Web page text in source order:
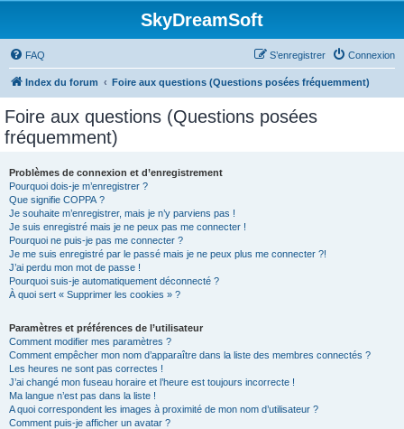
SkyDreamSoft
FAQ Connexion
S’enregistrer
Index du forum Foire aux questions (Questions posées fréquemment)
Foire aux questions (Questions posées
fréquemment)
Problèmes de connexion et d’enregistrement
Pourquoi dois-je m’enregistrer ?
Que signifie COPPA ?
Je souhaite m’enregistrer, mais je n’y parviens pas !
Je suis enregistré mais je ne peux pas me connecter !
Pourquoi ne puis-je pas me connecter ?
Je me suis enregistré par le passé mais je ne peux plus me connecter ?!
J’ai perdu mon mot de passe !
Pourquoi suis-je automatiquement déconnecté ?
À quoi sert « Supprimer les cookies » ?
Paramètres et préférences de l’utilisateur
Comment modifier mes paramètres ?
Comment empêcher mon nom d’apparaître dans la liste des membres connectés ?
Les heures ne sont pas correctes !
J’ai changé mon fuseau horaire et l’heure est toujours incorrecte !
Ma langue n’est pas dans la liste !
A quoi correspondent les images à proximité de mon nom d’utilisateur ?
Comment puis-je afficher un avatar ?